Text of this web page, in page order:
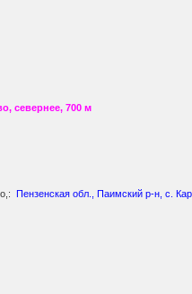
севернее, 700 м
Пензенская обл., Паимский р-н, с.